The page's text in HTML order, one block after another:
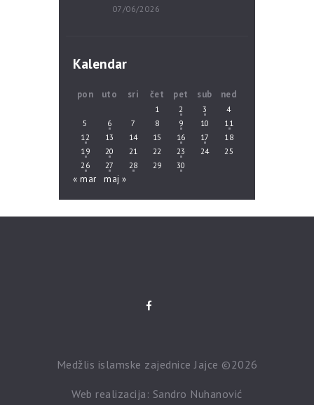
07/06/2026
Kalendar
pon uto sri čet pet sub ned
1 2 3
4
5
6 7 8 9 10
11
12
13 14 15 16 17
18
19
20 21 22 23 24
25
26
27 28 29 30
« mar maj »
Medžlis islamske zajednice Jajce ©2026
Web realizacija: Sandro Nuhanović